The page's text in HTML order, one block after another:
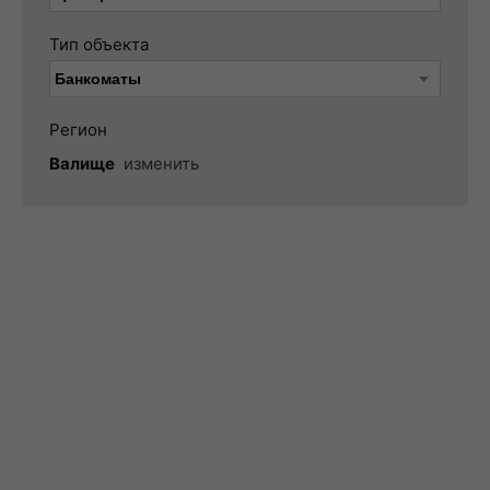
Тип объекта
Регион
Валище изменить